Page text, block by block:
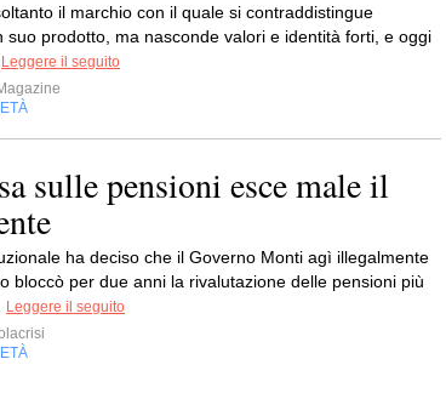
il marchio con il quale si contraddistingue
suo prodotto, ma nasconde valori e identità forti, e oggi
Leggere il seguito
sulle pensioni esce male il
ha deciso che il Governo Monti agì illegalmente
bloccò per due anni la rivalutazione delle pensioni più
Leggere il seguito